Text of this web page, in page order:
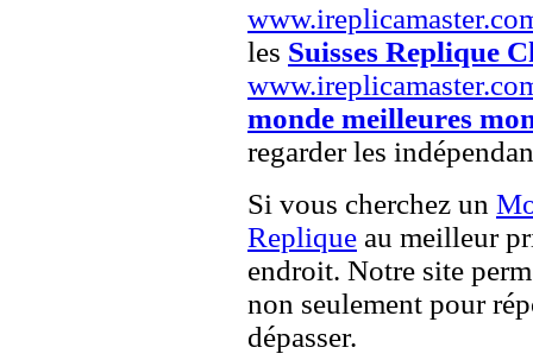
les Suisses Replique
monde meilleures
regarder les
Si vous cherchez un
Replique au meilleur
endroit. Notre site
non seulement pour
dépasser.